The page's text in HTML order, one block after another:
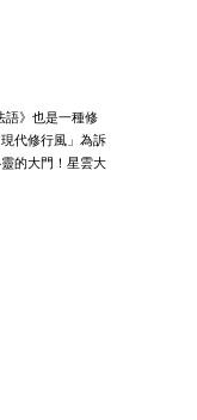
語》也是一種修
代修行風」為訴
的大門！星雲大